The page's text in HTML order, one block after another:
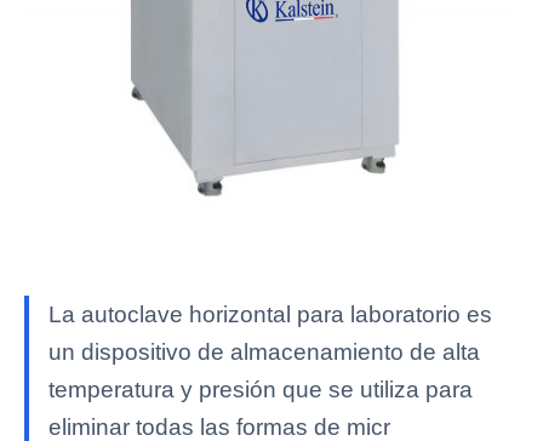
La autoclave horizontal para laboratorio es
un dispositivo de almacenamiento de alta
temperatura y presión que se utiliza para
eliminar todas las formas de micr